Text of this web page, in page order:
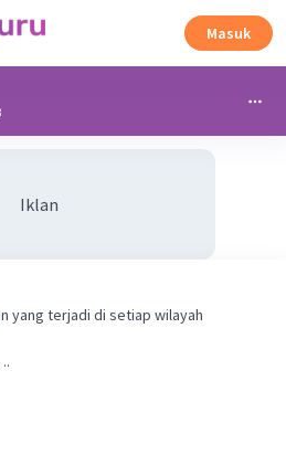
Masuk
Iklan
yang terjadi di setiap wilayah